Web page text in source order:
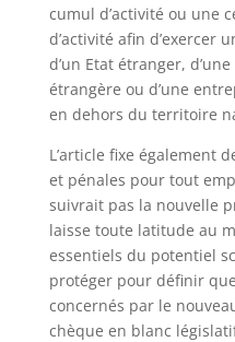
cumul d’activité ou une
d’activité afin d’exercer
d’un Etat étranger,
étrangère ou d’une
en dehors du territoire
L’article fixe également
et pénales pour tout
suivrait pas la nouvelle
laisse toute latitude au
essentiels du potentiel
protéger pour définir
concernés par le
chèque en blanc